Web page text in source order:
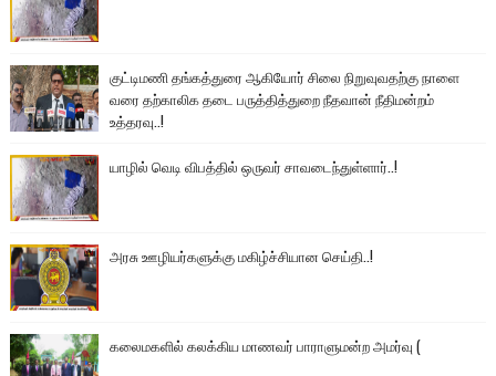
குட்டிமணி தங்கத்துரை ஆகியோர் சிலை நிறுவுவதற்கு நாளை
வரை தற்காலிக தடை பருத்தித்துறை நீதவான் நீதிமன்றம்
உத்தரவு..!
யாழில் வெடி விபத்தில் ஒருவர் சாவடைந்துள்ளார்..!
அரசு ஊழியர்களுக்கு மகிழ்ச்சியான செய்தி..!
கலைமகளில் கலக்கிய மாணவர் பாராளுமன்ற அமர்வு (